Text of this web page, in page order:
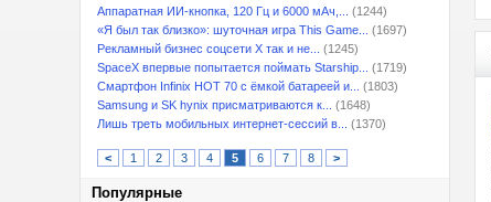
Аппаратная ИИ-кнопка, 120 Гц и 6000 мАч,...
(1244)
«Я был так близко»: шуточная игра This Game...
(1697)
Рекламный бизнес соцсети X так и не...
(1245)
SpaceX впервые попытается поймать Starship...
(1719)
Смартфон Infinix HOT 70 с ёмкой батареей и...
(1803)
Samsung и SK hynix присматриваются к...
(1648)
Лишь треть мобильных интернет-сессий в...
(1370)
< 1 2 3 4 5 6 7 8 >
Популярные